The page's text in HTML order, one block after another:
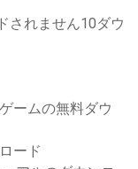
されません10ダウ
ームの無料ダウ
ード